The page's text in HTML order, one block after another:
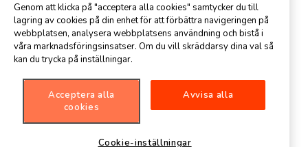
15 min
6Ingredienser
Enkelt
Havssnittar
30 min
7Ingredienser
Sotad oxfilé med
Genom att klicka på "acceptera alla cookies" samtycker du till
lagring av cookies på din enhet för att förbättra navigeringen på
webbplatsen, analysera webbplatsens användning och bistå i
våra marknadsföringsinsatser. Om du vill skräddarsy dina val så
kan du trycka på inställningar.
Acceptera alla
cookies
Avvisa alla
Cookie-inställningar